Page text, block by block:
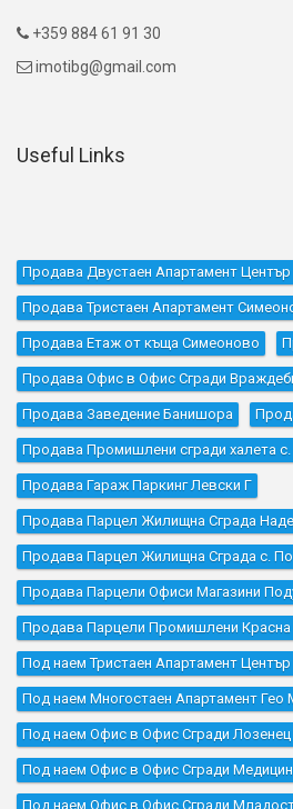
 +359 884 61 91 30
 imotibg@gmail.com
Useful Links
Продава Двустаен Апартамент Център
Продава Тристаен Апартамент
Продава Етаж от къща Симеоново
Продава Офис в Офис Сгради
Продава Заведение Банишора
Продава Промишлени сгради халета
Продава Гараж Паркинг Левски Г
Продава Парцел Жилищна Сграда
Продава Парцел Жилищна Сграда с.
Продава Парцели Офиси Магазини
Продава Парцели Промишлени Красна
Под наем Тристаен Апартамент Център
Под наем Многостаен Апартамент Гео
Под наем Офис в Офис Сгради Лозенец
Под наем Офис в Офис Сгради
Под наем Офис в Офис Сгради